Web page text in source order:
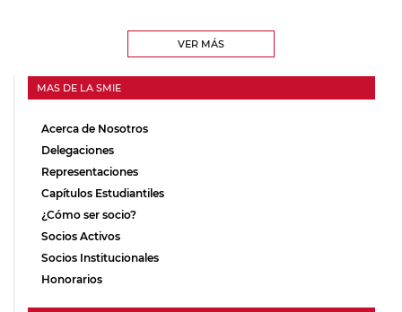
VER MÁS
MAS DE LA SMIE
Acerca de Nosotros
Delegaciones
Representaciones
Capítulos Estudiantiles
¿Cómo ser socio?
Socios Activos
Socios Institucionales
Honorarios